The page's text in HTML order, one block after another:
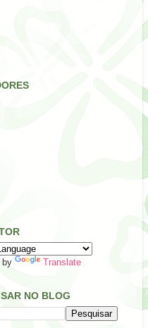
by Translate
NO BLOG